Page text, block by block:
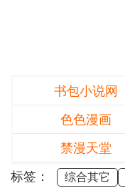
书包小说网
色色漫画
禁漫天堂
标签：
综合其它